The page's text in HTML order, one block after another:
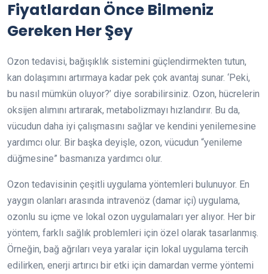
Fiyatlardan Önce Bilmeniz
Gereken Her Şey
Ozon tedavisi, bağışıklık sistemini güçlendirmekten tutun,
kan dolaşımını artırmaya kadar pek çok avantaj sunar. ‘Peki,
bu nasıl mümkün oluyor?’ diye sorabilirsiniz. Ozon, hücrelerin
oksijen alımını artırarak, metabolizmayı hızlandırır. Bu da,
vücudun daha iyi çalışmasını sağlar ve kendini yenilemesine
yardımcı olur. Bir başka deyişle, ozon, vücudun “yenileme
düğmesine” basmanıza yardımcı olur.
Ozon tedavisinin çeşitli uygulama yöntemleri bulunuyor. En
yaygın olanları arasında intravenöz (damar içi) uygulama,
ozonlu su içme ve lokal ozon uygulamaları yer alıyor. Her bir
yöntem, farklı sağlık problemleri için özel olarak tasarlanmış.
Örneğin, bağ ağrıları veya yaralar için lokal uygulama tercih
edilirken, enerji artırıcı bir etki için damardan verme yöntemi